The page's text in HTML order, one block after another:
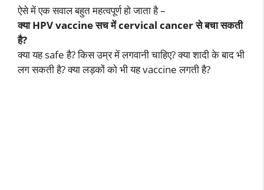
ऐसे में एक सवाल बहुत महत्वपूर्ण हो जाता है –
क्या HPV vaccine सच में cervical cancer से बचा सकती
है?
क्या यह safe है? किस उम्र में लगवानी चाहिए? क्या शादी के बाद भी
लग सकती है? क्या लड़कों को भी यह vaccine लगती है?